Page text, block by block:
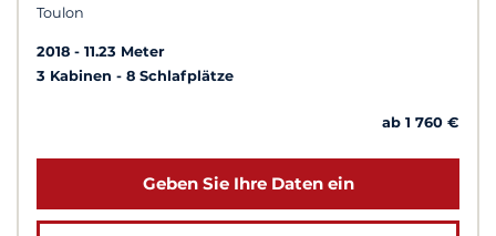
Toulon
2018
11.23 Meter
3 Kabinen
8 Schlafplätze
ab 1 760 €
Geben Sie Ihre Daten ein